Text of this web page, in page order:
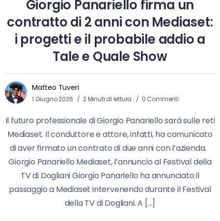
Giorgio Panariello firma un
contratto di 2 anni con Mediaset:
i progetti e il probabile addio a
Tale e Quale Show
Matteo Tuveri
1 Giugno 2026 2 Minuti di lettura 0 Commenti
Il futuro professionale di Giorgio Panariello sarà sulle reti
Mediaset. Il conduttore e attore, infatti, ha comunicato
di aver firmato un contrato di due anni con l’azienda.
Giorgio Panariello Mediaset, l’annuncio al Festival della
TV di Dogliani Giorgio Panariello ha annunciato il
passaggio a Mediaset intervenendo durante il Festival
della TV di Dogliani. A […]